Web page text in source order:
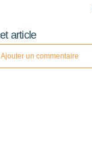
article
Ajouter un commentaire